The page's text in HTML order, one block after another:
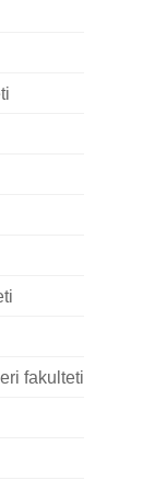
fakulteti